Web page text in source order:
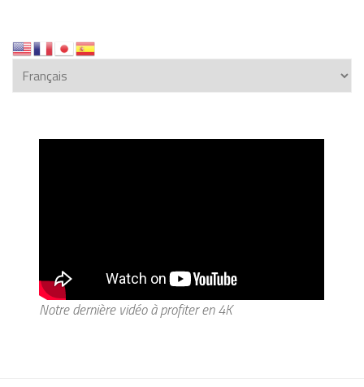
Notre dernière vidéo à profiter en 4K